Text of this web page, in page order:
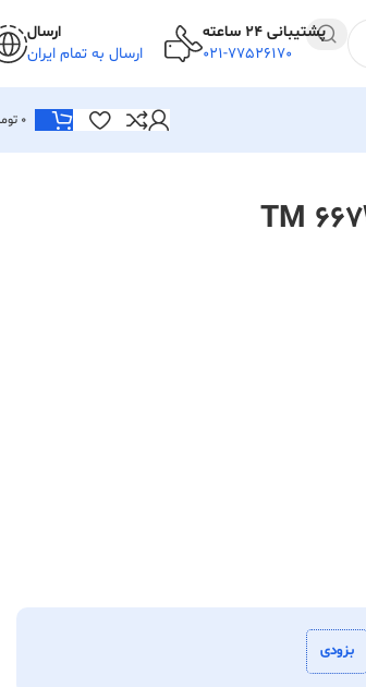
پشتیبانی 24 ساعته
021-77526170
ارسال
ارسال به تمام ایران
0
بزودی